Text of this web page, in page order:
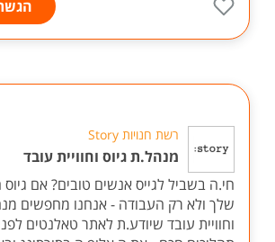
רשת חנויות Story
מנהל.ת גיוס וחוויית עובד
חי.ה בשביל לגייס אנשים טובים? אם
שלך ולא רק העבודה - אנחנו מחפשים
וחוויית עובד שיודע.ת לאתר טאלנטים